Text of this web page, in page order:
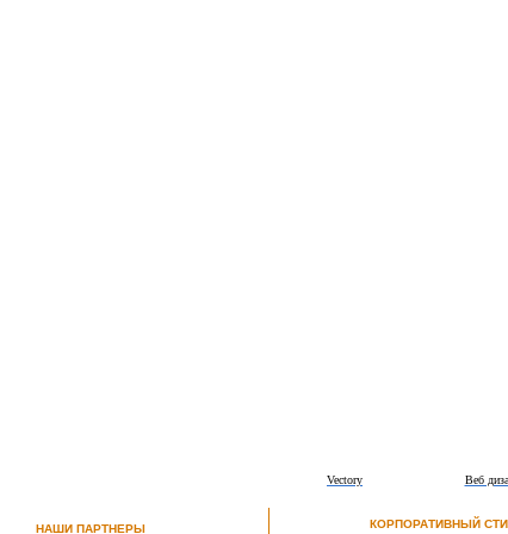
Веб
Vectory
НАШИ ПАРТНЕРЫ КОРПОРАТИВНЫЙ